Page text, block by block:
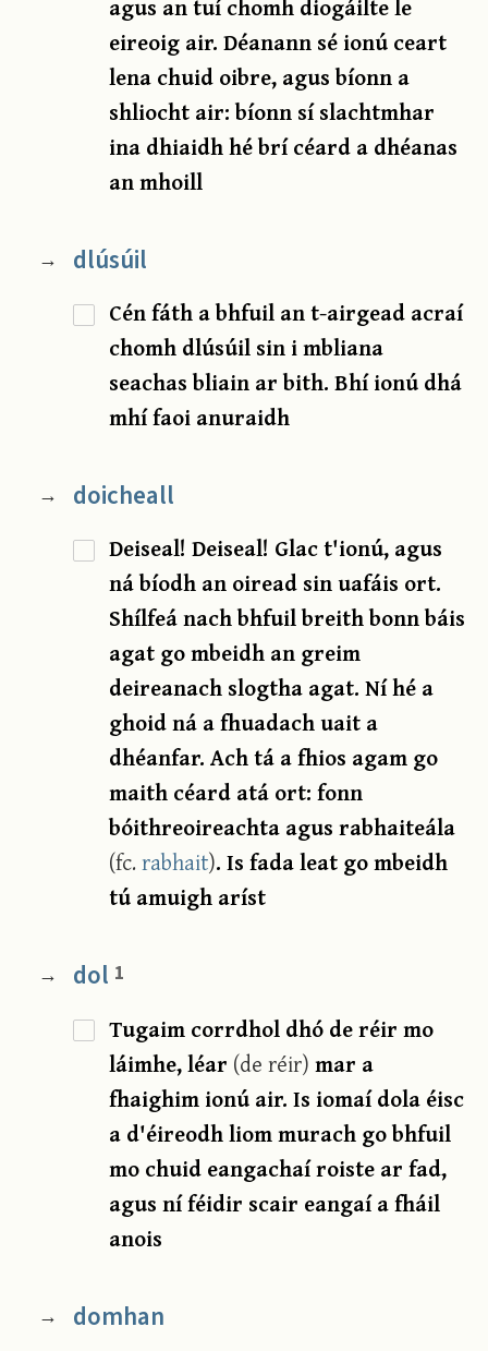
agus an tuí chomh diogáilte le
eireoig air. Déanann sé ionú ceart
lena chuid oibre, agus bíonn a
shliocht air: bíonn sí slachtmhar
ina dhiaidh hé brí céard a dhéanas
an mhoill
→ dlúsúil
Cén fáth a bhfuil an t-airgead acraí
chomh dlúsúil sin i mbliana
seachas bliain ar bith. Bhí ionú dhá
mhí faoi anuraidh
→ doicheall
Deiseal! Deiseal! Glac t'ionú, agus
ná bíodh an oiread sin uafáis ort.
Shílfeá nach bhfuil breith bonn báis
agat go mbeidh an greim
deireanach slogtha agat. Ní hé a
ghoid ná a fhuadach uait a
dhéanfar. Ach tá a fhios agam go
maith céard atá ort: fonn
bóithreoireachta agus rabhaiteála
(fc.rabhait). Is fada leat go mbeidh
tú amuigh aríst
→ dol 1
Tugaim corrdhol dhó de réir mo
láimhe, léar (de réir)mar a
fhaighim ionú air. Is iomaí dola éisc
a d'éireodh liom murach go bhfuil
mo chuid eangachaí roiste ar fad,
agus ní féidir scair eangaí a fháil
anois
→ domhan